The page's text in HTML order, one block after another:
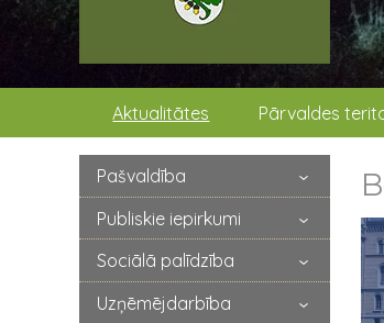
Aktualitātes Pārvaldes
Pašvaldība
Publiskie iepirkumi
Sociālā palīdzība
Uzņēmējdarbība